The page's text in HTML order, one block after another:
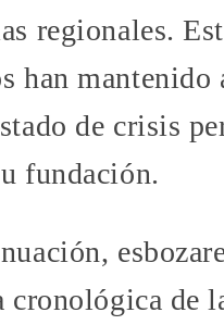
regionales.
han
de crisis
fundación.
cronológica de